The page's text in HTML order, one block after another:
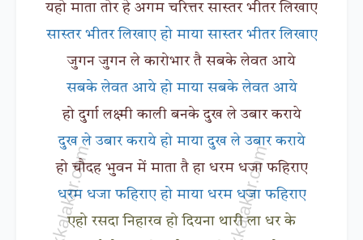
यहो माता तोर हे अगम चरित्तर सास्तर भीतर लिखाए
सास्तर भीतर लिखाए हो माया सास्तर भीतर लिखाए
जुगन जुगन ले कारोभार तै सबके लेवत आये
सबके लेवत आये हो माया सबके लेवत आये
हो दुर्गा लक्ष्मी काली बनके दुख ले उबार कराये
दुख ले उबार कराये हो माया दुख ले उबार कराये
हो चौदह भुवन में माता तै हा धरम धजा फहिराए
धरम धजा फहिराए हो माया धरम धजा फहिराए
एहो रसदा निहारव हो दियना थारी ला धर के